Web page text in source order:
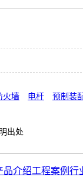
火墙 电杆 预制装
出处
品介绍工程案例 行